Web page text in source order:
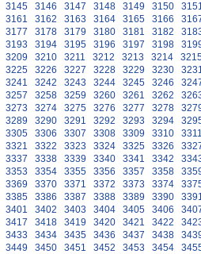
3145 3146 3147 3148 3149 3150
3161 3162 3163 3164 3165 3166
3177 3178 3179 3180 3181 3182
3193 3194 3195 3196 3197 3198
3209 3210 3211 3212 3213 3214
3225 3226 3227 3228 3229 3230
3241 3242 3243 3244 3245 3246
3257 3258 3259 3260 3261 3262
3273 3274 3275 3276 3277 3278
3289 3290 3291 3292 3293 3294
3305 3306 3307 3308 3309 3310
3321 3322 3323 3324 3325 3326
3337 3338 3339 3340 3341 3342
3353 3354 3355 3356 3357 3358
3369 3370 3371 3372 3373 3374
3385 3386 3387 3388 3389 3390
3401 3402 3403 3404 3405 3406
3417 3418 3419 3420 3421 3422
3433 3434 3435 3436 3437 3438
3449 3450 3451 3452 3453 3454